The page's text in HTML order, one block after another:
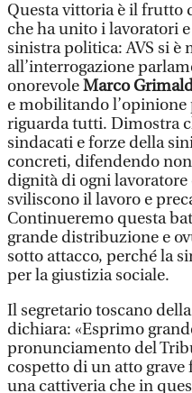
Questa vittoria è il frutto
che ha unito i lavoratori
sinistra politica: AVS si è
all’interrogazione
onorevoleMarco
e mobilitando
riguarda tutti. Dimostra
sindacati e forze della
concreti, difendendo
dignità di ogni
sviliscono il lavoro e
Continueremo questa
grande distribuzione e
sotto attacco, perché la
per la giustizia sociale.
Il segretario toscano
dichiara: «Esprimo
pronunciamento del
cospetto di un atto
una cattiveria che in